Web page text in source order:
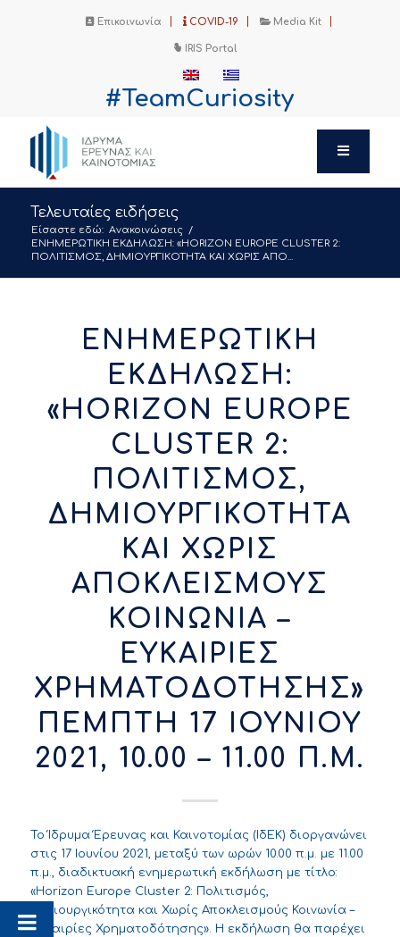
Επικοινωνία COVID-19 Media Kit
IRIS Portal
#TeamCuriosity
Τελευταίες ειδήσεις
Είσαστε εδώ: Ανακοινώσεις /
ΕΝΗΜΕΡΩΤΙΚΗ ΕΚΔΗΛΩΣΗ: «HORIZON EUROPE CLUSTER 2:
ΠΟΛΙΤΙΣΜΟΣ, ΔΗΜΙΟΥΡΓΙΚΟΤΗΤΑ ΚΑΙ ΧΩΡΙΣ ΑΠΟ...
ΕΝΗΜΕΡΩΤΙΚΗ
ΕΚΔΗΛΩΣΗ:
«HORIZON EUROPE
CLUSTER 2:
ΠΟΛΙΤΙΣΜΟΣ,
ΔΗΜΙΟΥΡΓΙΚΟΤΗΤΑ
ΚΑΙ ΧΩΡΙΣ
ΑΠΟΚΛΕΙΣΜΟΥΣ
ΚΟΙΝΩΝΙΑ –
ΕΥΚΑΙΡΙΕΣ
ΧΡΗΜΑΤΟΔΟΤΗΣΗΣ»
ΠΕΜΠΤΗ 17 ΙΟΥΝΙΟΥ
2021, 10.00 – 11.00 Π.Μ.
Το Ίδρυμα Έρευνας και Καινοτομίας (ΙδΕΚ) διοργανώνει
στις 17 Ιουνίου 2021, μεταξύ των ωρών 10.00 π.μ. με 11.00
π.μ., διαδικτυακή ενημερωτική εκδήλωση με τίτλο:
«Horizon Europe Cluster 2: Πολιτισμός,
Δημιουργικότητα και Χωρίς Αποκλεισμούς Κοινωνία –
Ευκαιρίες Χρηματοδότησης». Η εκδήλωση θα παρέχει